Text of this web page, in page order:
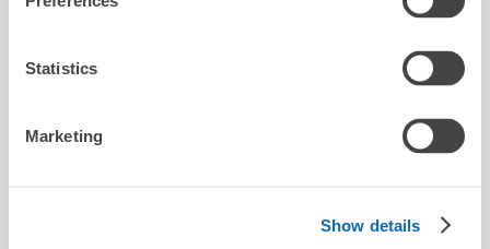
Statistics
Marketing
Show details
スーツケースサイズ
8/13木